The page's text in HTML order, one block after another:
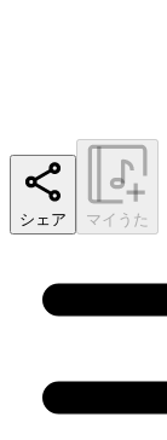
シェア マイうた